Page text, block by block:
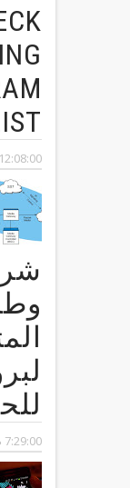
12:08:00 ص
7:29:00 م